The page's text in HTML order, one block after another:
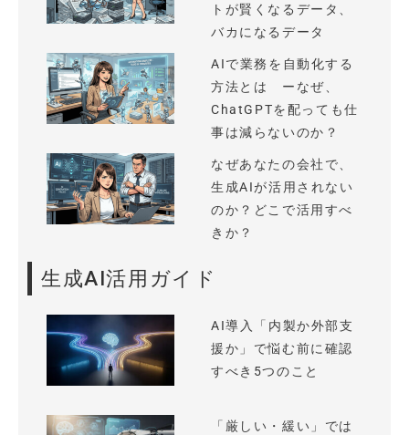
トが賢くなるデータ、
バカになるデータ
AIで業務を自動化する
方法とは ーなぜ、
ChatGPTを配っても仕
事は減らないのか？
なぜあなたの会社で、
生成AIが活用されない
のか？どこで活用すべ
きか？
生成AI活用ガイド
AI導入「内製か外部支
援か」で悩む前に確認
すべき5つのこと
「厳しい・緩い」では